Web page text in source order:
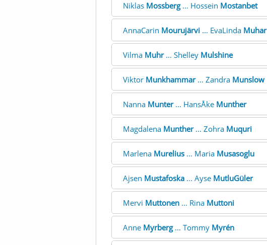
Niklas Mossberg... Hossein Mostanbet
AnnaCarin Mourujärvi... EvaLinda Muhar
Vilma Muhr... Shelley Mulshine
Viktor Munkhammar... Zandra Munslow
Nanna Munter... HansÅke Munther
Magdalena Munther... Zohra Muquri
Marlena Murelius... Maria Musasoglu
Ajsen Mustafoska... Ayse MutluGüler
Mervi Muttonen... Rina Muttoni
Anne Myrberg... Tommy Myrén